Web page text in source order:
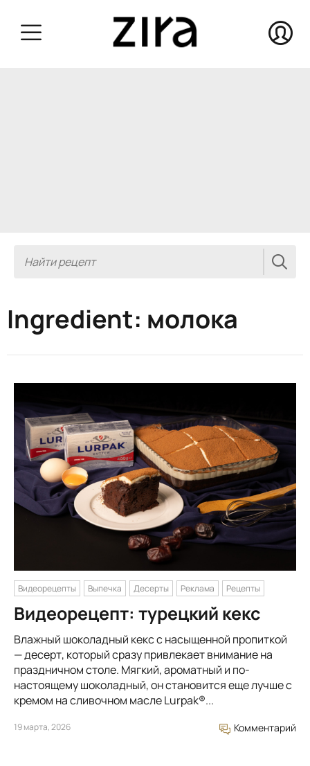
Ingredient: молока
Видеорецепты Выпечка Десерты Реклама Рецепты
Видеорецепт: турецкий кекс
Влажный шоколадный кекс с насыщенной пропиткой
— десерт, который сразу привлекает внимание на
праздничном столе. Мягкий, ароматный и по-
настоящему шоколадный, он становится еще лучше с
кремом на сливочном масле Lurpak®...
19 марта, 2026 Комментарий